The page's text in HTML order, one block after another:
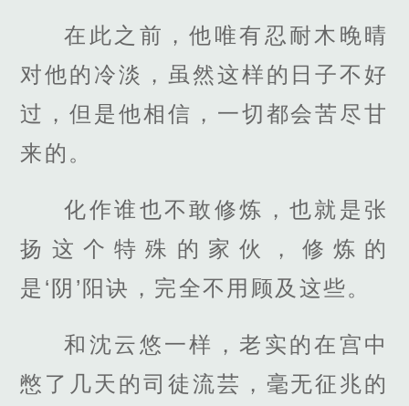
在此之前，他唯有忍耐木晚晴
对他的冷淡，虽然这样的日子不好
过，但是他相信，一切都会苦尽甘
来的。
化作谁也不敢修炼，也就是张
扬这个特殊的家伙，修炼的
是‘阴’阳诀，完全不用顾及这些。
和沈云悠一样，老实的在宫中
憋了几天的司徒流芸，毫无征兆的